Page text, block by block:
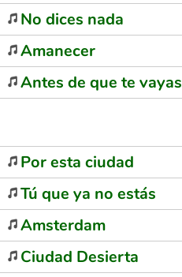
No dices nada
Amanecer
Antes de que te vayas
Por esta ciudad
Tú que ya no estás
Amsterdam
Ciudad Desierta